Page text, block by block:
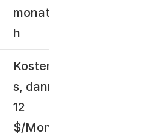
monatlic
h
Kostenlo
s, dann
12
$/Monat